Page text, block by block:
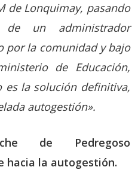
de Lonquimay, pasando
un administrador
por la comunidad y bajo
de Educación,
la solución definitiva,
autogestión».
de Pedregoso
hacia la autogestión.